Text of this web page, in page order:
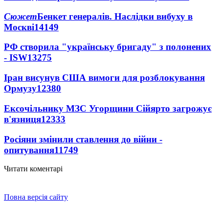
СюжетБенкет генералів. Наслідки вибуху в
Москві14149
РФ створила "українську бригаду" з полонених
- ISW13275
Іран висунув США вимоги для розблокування
Ормузу12380
Ексочільнику МЗС Угорщини Сійярто загрожує
в'язниця12333
Росіяни змінили ставлення до війни -
опитування11749
Читати коментарі
Повна версія сайту